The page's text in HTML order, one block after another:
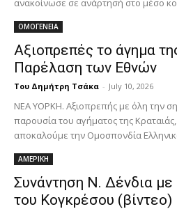
ανακοίνωσε σε ανάρτησή στο μέσο
ΟΜΟΓΕΝΕΙΑ
Αξιοπρεπές το άγημα
Παρέλαση των Εθνών
Του Δημήτρη Τσάκα - July 10, 2026
ΝΕΑ ΥΟΡΚΗ. Αξιοπρεπής με όλη την
παρουσία του αγήματος της
αποκαλούμε την Ομοσπονδία
ΑΜΕΡΙΚΗ
Συνάντηση Ν. Δένδια
του Κογκρέσου (βίντεο)